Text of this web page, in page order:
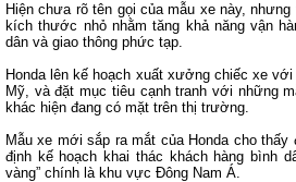
Hiện chưa rõ tên gọi của mẫu xe này,
kích thước nhỏ nhằm tăng khả năng vận
dân và giao thông phức tạp.
Honda lên kế hoạch xuất xưởng chiếc xe
Mỹ, và đặt mục tiêu cạnh tranh với những
khác hiện đang có mặt trên thị trường.
Mẫu xe mới sắp ra mắt của Honda cho thấy
định kế hoạch khai thác khách hàng bình
vàng” chính là khu vực Đông Nam Á.